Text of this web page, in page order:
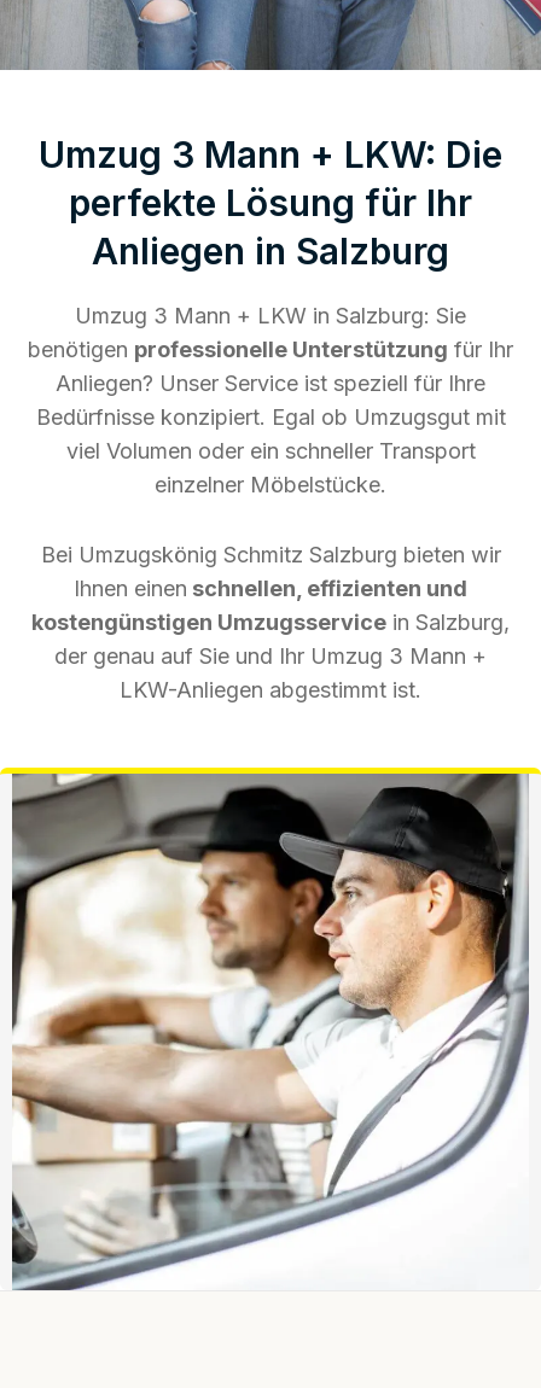
Umzug 3 Mann + LKW: Die
perfekte Lösung für Ihr
Anliegen in Salzburg
Umzug 3 Mann + LKW in Salzburg: Sie
benötigen professionelle Unterstützung für Ihr
Anliegen? Unser Service ist speziell für Ihre
Bedürfnisse konzipiert. Egal ob Umzugsgut mit
viel Volumen oder ein schneller Transport
einzelner Möbelstücke.
Bei Umzugskönig Schmitz Salzburg bieten wir
Ihnen einen schnellen, effizienten und
kostengünstigen Umzugsservice in Salzburg,
der genau auf Sie und Ihr Umzug 3 Mann +
LKW-Anliegen abgestimmt ist.